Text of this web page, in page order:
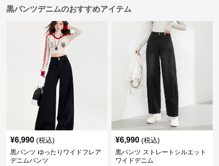
黒パンツデニムのおすすめアイテム
¥6,990 (税込)
黒パンツ ゆったりワイドフレア
デニムパンツ
¥6,990 (税込)
黒パンツ ストレートシルエット
ワイドデニム